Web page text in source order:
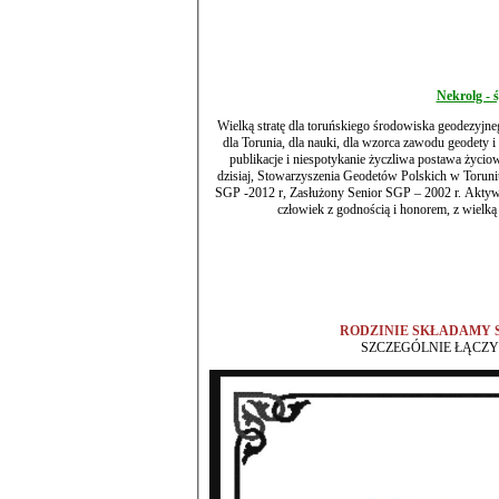
Nekrolg -
Wielką stratę dla toruńskiego środowiska geodezyjnego przynosi odejście
dla Torunia, dla nauki, dla wzorca zawodu geodety i dla nas
publikacje i niespotykanie życzliwa postawa
dzisiaj, Stowarzyszenia Geodetów Polskich w Toruniu. Działalność doceniana przez wiele odznaczeń: złota SGP – 1980 r, diamentowa
SGP -2012 r, Zasłużony Senior SGP – 2002 r. Aktywnie wnoszący bardzo wiele wartości w działalność Oddziału. Lubiany i przyjazny
RODZINIE SKŁADAMY
SZCZEGÓLNIE